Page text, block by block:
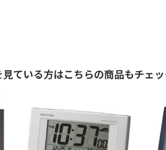
ている方はこちらの商品もチェ